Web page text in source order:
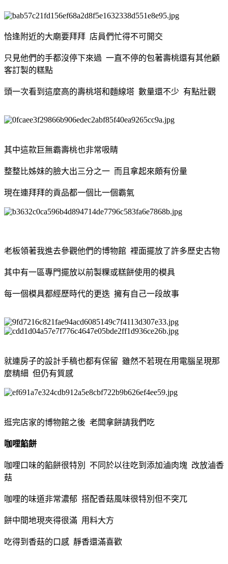
恰逢附近的大廟要拜拜 店員們忙得不可開交
只見他們的手都沒停下來過 一直不停的包著壽桃還有其他顧
客訂製的糕點
頭一次看到這麼高的壽桃塔和麵線塔 數量還不少 有點壯觀
其中這款巨無霸壽桃也非常吸睛
整整比姊妹的臉大出三分之一 而且拿起來頗有份量
現在連拜拜的貢品都一個比一個霸氣
老板領著我進去參觀他們的博物館 裡面擺放了許多歷史古物
其中有一區專門擺放以前製粿或糕餅使用的模具
每一個模具都經歷時代的更迭 擁有自己一段故事
就連房子的設計手稿也都有保留 雖然不若現在用電腦呈現那
麼精細 但仍有質感
逛完店家的博物館之後 老闆拿餅請我們吃
咖哩餡餅
咖哩口味的餡餅很特別 不同於以往吃到添加滷肉塊 改放滷香
菇
咖哩的味道非常濃郁 搭配香菇風味很特別但不突兀
餅中間地現夾得很滿 用料大方
吃得到香菇的口感 靜香還滿喜歡